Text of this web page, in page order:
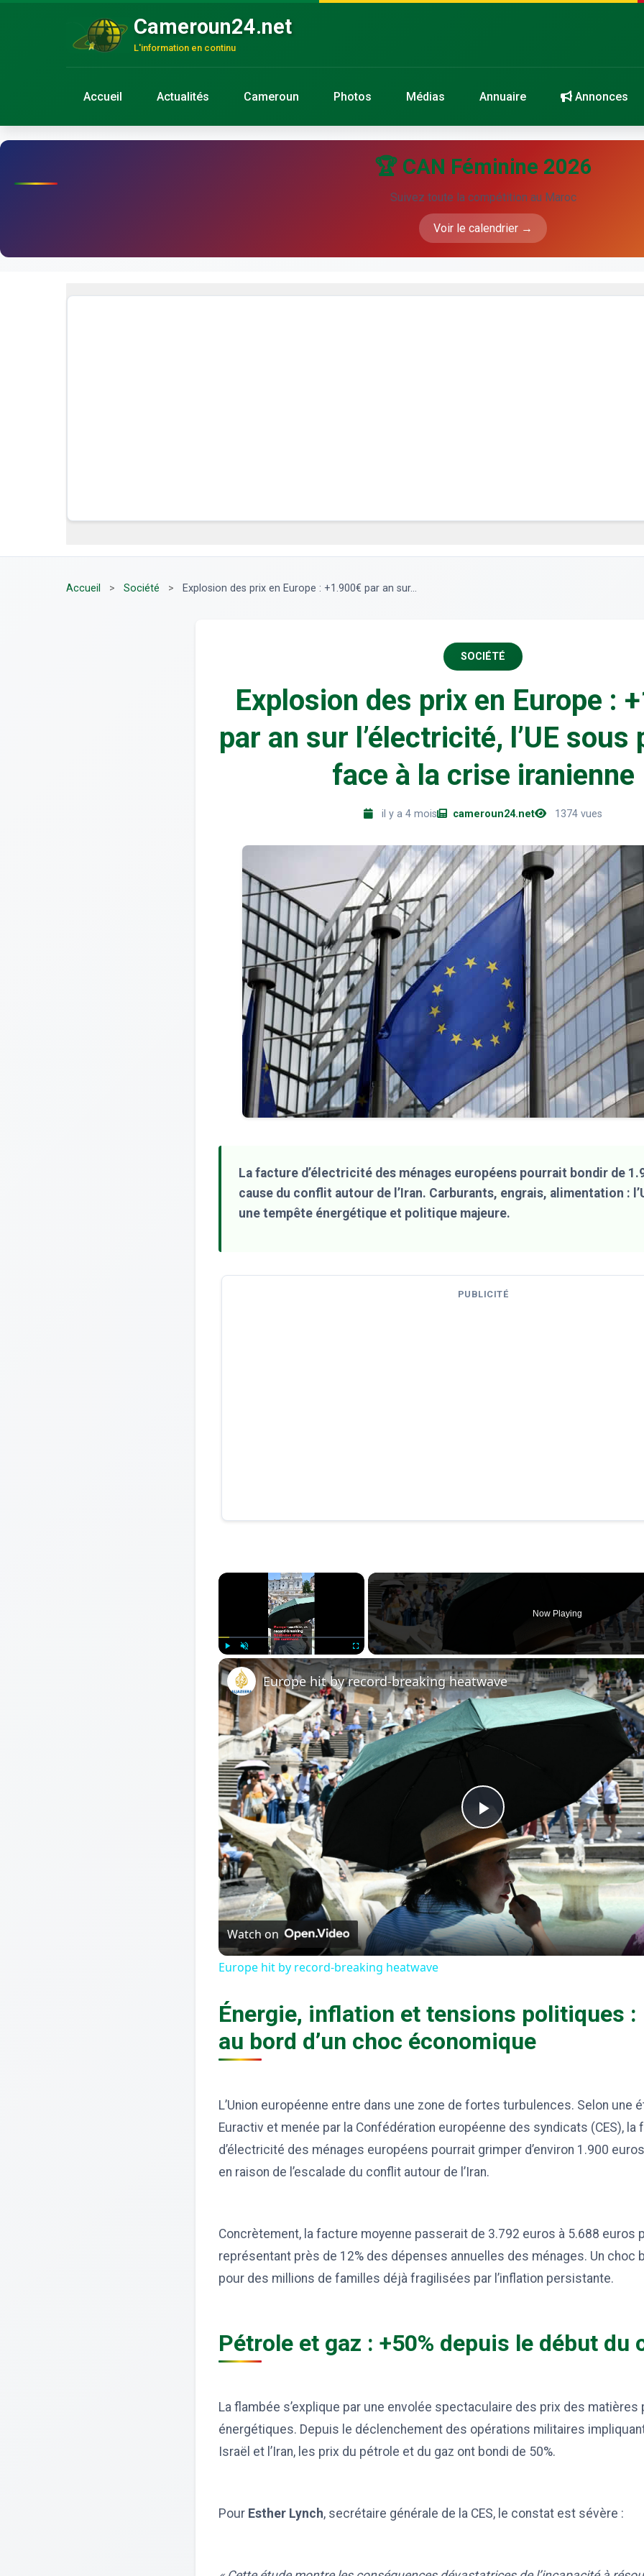
Cameroun24.net
L'information en continu
Accueil Actualités Cameroun Photos Médias Annuaire Annonces
🏆 CAN Féminine 2026
Suivez toute la compétition au Maroc
Voir le calendrier →
Accueil > Société > Explosion des prix en Europe : +1.900€ par an sur...
SOCIÉTÉ
Explosion des prix en Europe :
par an sur l’électricité, l’UE sous
face à la crise iranienne
il y a 4 mois cameroun24.net 1374 vues
La facture d’électricité des ménages européens pourrait bondir de
cause du conflit autour de l’Iran. Carburants, engrais, alimentation :
une tempête énergétique et politique majeure.
PUBLICITÉ
×
Play Unmute Fullscreen
Now Playing
Play
Video
Europe hit by record-breaking heatwave
Watch on
Europe hit by record-breaking heatwave
Énergie, inflation et tensions politiques :
au bord d’un choc économique
L’Union européenne entre dans une zone de fortes turbulences. Selon une
Euractiv et menée par la Confédération européenne des syndicats (CES), la
d’électricité des ménages européens pourrait grimper d’environ 1.900
en raison de l’escalade du conflit autour de l’Iran.
Concrètement, la facture moyenne passerait de 3.792 euros à 5.688 euros
représentant près de 12% des dépenses annuelles des ménages. Un choc
pour des millions de familles déjà fragilisées par l’inflation persistante.
Pétrole et gaz : +50% depuis le début du
La flambée s’explique par une envolée spectaculaire des prix des matières
énergétiques. Depuis le déclenchement des opérations militaires
Israël et l’Iran, les prix du pétrole et du gaz ont bondi de 50%.
Pour Esther Lynch, secrétaire générale de la CES, le constat est sévère :